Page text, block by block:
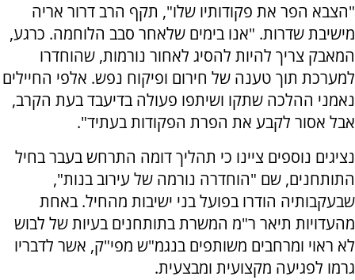
"הצבא הפר את פקודותיו שלו", תקף הרב דרור אריה
מישיבת שדרות. "אנו בימים שלאחר סבב הלוחמה. כרגע,
המאבק צריך להיות להסיג לאחור נורמות, שהוחדרו
למערכת תוך טענה של חירום ופיקוח נפש. אלפי החיילים
נאמני ההלכה שתקו ושיתפו פעולה בדיעבד בעת הקרב,
אבל אסור לקבע את הפרת הפקודות בעתיד".
נציגים נוספים ציינו כי תהליך דומה התרחש בעבר בחיל
התותחנים, שם "הוחדרה נורמה של עירוב בנות",
שבעקבותיה הודרו בפועל בני ישיבות מהחיל. באחת
מהעדויות תיאר ר"מ המשרת בתותחנים בעיות של לבוש
לא ראוי ומרחבים משותפים בנגמ"ש מפי"ק, אשר לדבריו
גרמו לפגיעה מקצועית ומבצעית.